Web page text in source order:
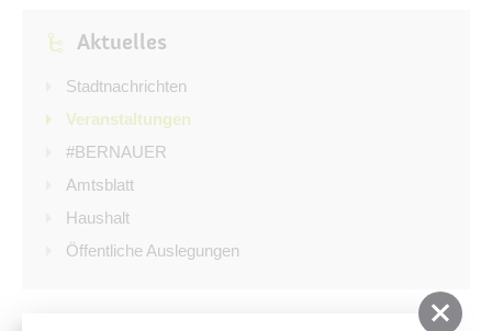
Amtsblatt
Haushalt
Öffentliche Auslegungen
Bürgerservice
Bürgerinformation
Stadtverwaltung
Aktuelles
Stadtnachrichten
Veranstaltungen
#BERNAUER
Amtsblatt
Haushalt
Öffentliche Auslegungen